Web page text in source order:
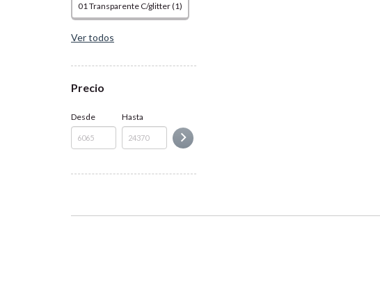
01 Transparente C/glitter (1)
Ver todos
Precio
Desde Hasta